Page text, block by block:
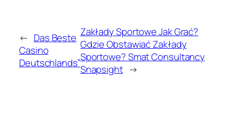
← Das Beste
Casino
Deutschlands”
Zakłady Sportowe Jak Grać?
Gdzie Obstawiać Zakłady
Sportowe? Smat Consultancy
Snapsight →